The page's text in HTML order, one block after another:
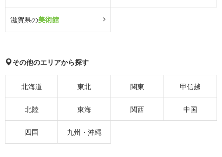
滋賀県の美術館
その他のエリアから探す
北海道 東北 関東 甲信越
北陸 東海 関西 中国
四国 九州・沖縄